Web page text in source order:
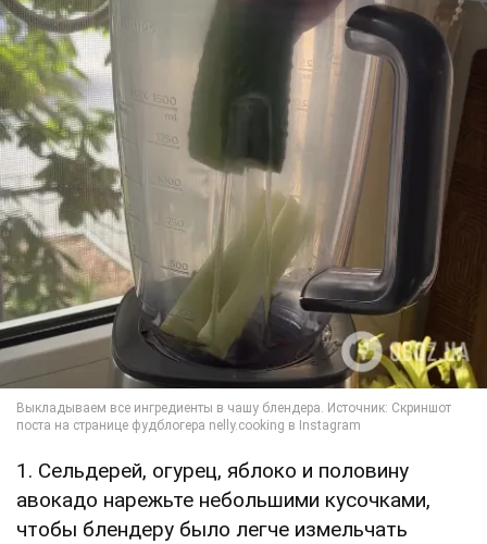
1. Сельдерей, огурец, яблоко и половину
авокадо нарежьте небольшими кусочками,
чтобы блендеру было легче измельчать